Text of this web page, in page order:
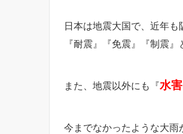
日本は地震大国で、近年も
『耐震』『免震』『制震
また、地震以外にも『水害
今までなかったような大